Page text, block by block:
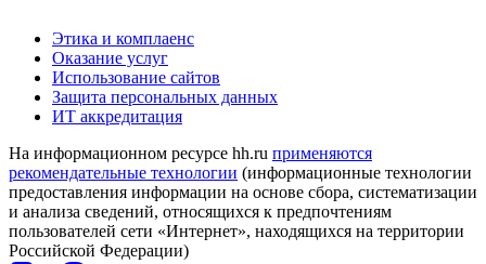
Этика и комплаенс
Оказание услуг
Использование сайтов
Защита персональных данных
ИТ аккредитация
На информационном ресурсе hh.ru применяются
рекомендательные технологии (информационные технологии
предоставления информации на основе сбора, систематизации
и анализа сведений, относящихся к предпочтениям
пользователей сети «Интернет», находящихся на территории
Российской Федерации)